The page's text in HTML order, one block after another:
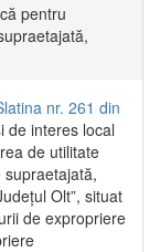
pentru
nr. 261 din
de interes local
de utilitate
supraetajată,
Olt”, situat
de expropriere